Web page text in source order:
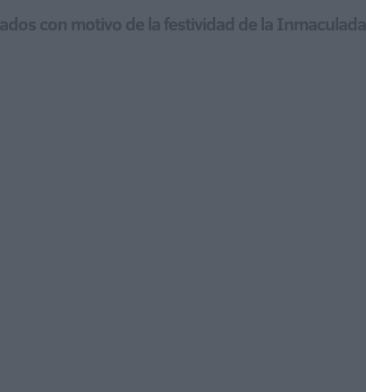
con motivo de la festividad de la Inmaculada